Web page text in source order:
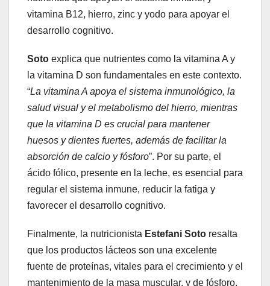
vitamina B12, hierro, zinc y yodo para apoyar el
desarrollo cognitivo.
Soto explica que nutrientes como la vitamina A y
la vitamina D son fundamentales en este contexto.
“La vitamina A apoya el sistema inmunológico, la
salud visual y el metabolismo del hierro, mientras
que la vitamina D es crucial para mantener
huesos y dientes fuertes, además de facilitar la
absorción de calcio y fósforo”. Por su parte, el
ácido fólico, presente en la leche, es esencial para
regular el sistema inmune, reducir la fatiga y
favorecer el desarrollo cognitivo.
Finalmente, la nutricionista Estefani Soto resalta
que los productos lácteos son una excelente
fuente de proteínas, vitales para el crecimiento y el
mantenimiento de la masa muscular, y de fósforo,